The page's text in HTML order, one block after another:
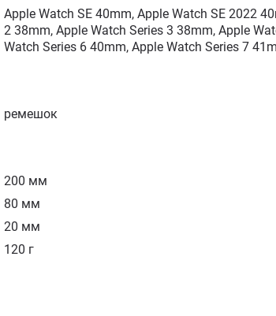
Apple Watch SE 40mm, Apple Watch SE 2022
2 38mm, Apple Watch Series 3 38mm, Apple
Watch Series 6 40mm, Apple Watch Series 7
ремешок
200 мм
80 мм
20 мм
120 г